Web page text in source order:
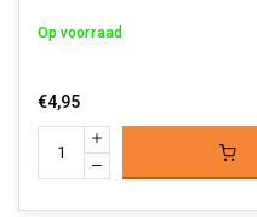
Op voorraad
€4,95